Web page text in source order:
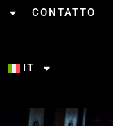
CONTATTO
IT